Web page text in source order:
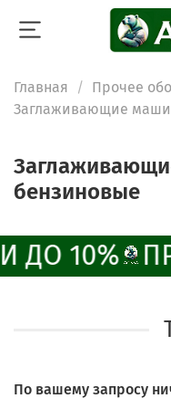
Главная Прочее
Заглаживающие
бензиновые
ДО 10%
По вашему запросу
online
Свяжитесь с нами
мессенджер!
Электронная